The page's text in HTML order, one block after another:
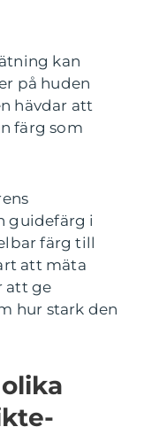
kan
på huden
hävdar att
färg som
guidefärg i
färg till
att mäta
att ge
hur stark den